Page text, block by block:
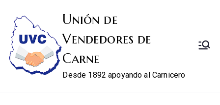
Unión de
Vendedores de
Carne
Desde 1892 apoyando al Carnicero